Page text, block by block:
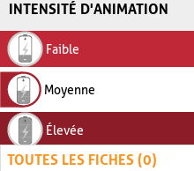
INTENSITÉ D'ANIMATION
Faible
Moyenne
Élevée
TOUTES LES FICHES (0)